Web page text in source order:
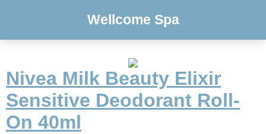
Wellcome Spa
Nivea Milk Beauty Elixir
Sensitive Deodorant Roll-
On 40ml